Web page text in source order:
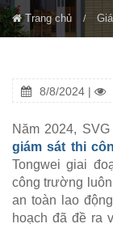
Trang chủ
8/8/2024 |
Năm 2024,
giám sát thi
Tongwei giai
công trường
an toàn lao
hoạch đã đề ra